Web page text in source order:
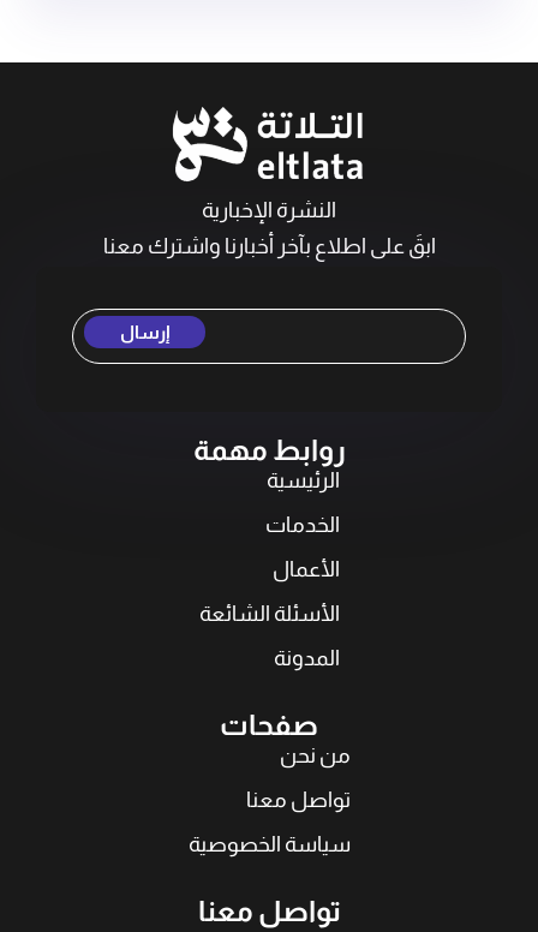
النشرة الإخبارية
ابقَ على اطلاع بآخر أخبارنا واشترك معنا
إرسال
روابط مهمة
الرئيسية
الخدمات
الأعمال
الأسئلة الشائعة
المدونة
صفحات
من نحن
تواصل معنا
سياسة الخصوصية
تواصل معنا